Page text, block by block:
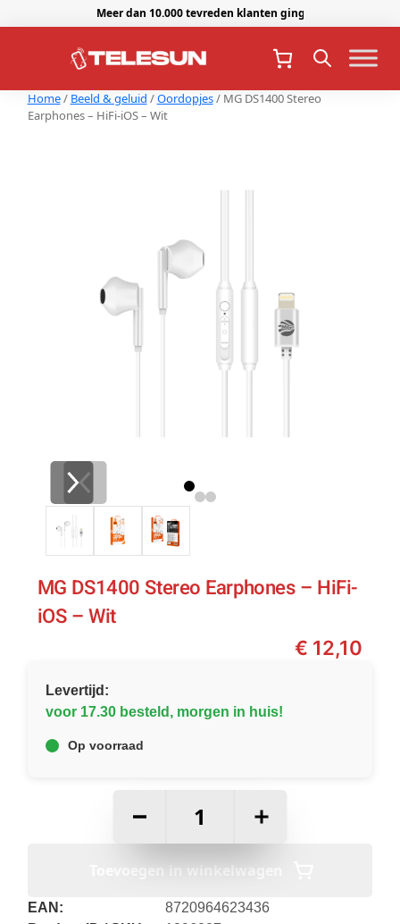
Meer dan 10.000 tevreden klanten gingen je voor.
Home/ Beeld & geluid /Oordopjes/ MG DS1400 Stereo
Earphones – HiFi-iOS – Wit
MG DS1400 Stereo Earphones – HiFi-
iOS – Wit
€ 12,10
Levertijd:
voor 17.30 besteld, morgen in huis!
Op voorraad
+
Toevoegen in winkelwagen
EAN:
8720964623436